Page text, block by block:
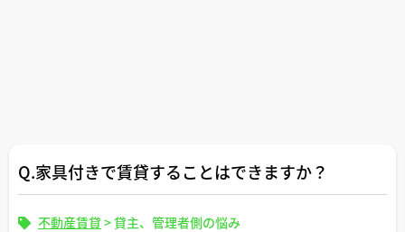
Q.家具付きで賃貸することはできますか？
不動産賃貸 >貸主、管理者側の悩み